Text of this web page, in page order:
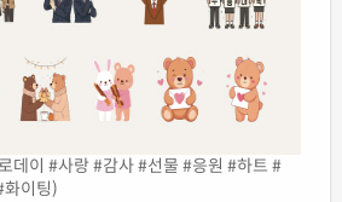
데이 #사랑 #감사 #선물 #응원 #하트 #
화이팅)